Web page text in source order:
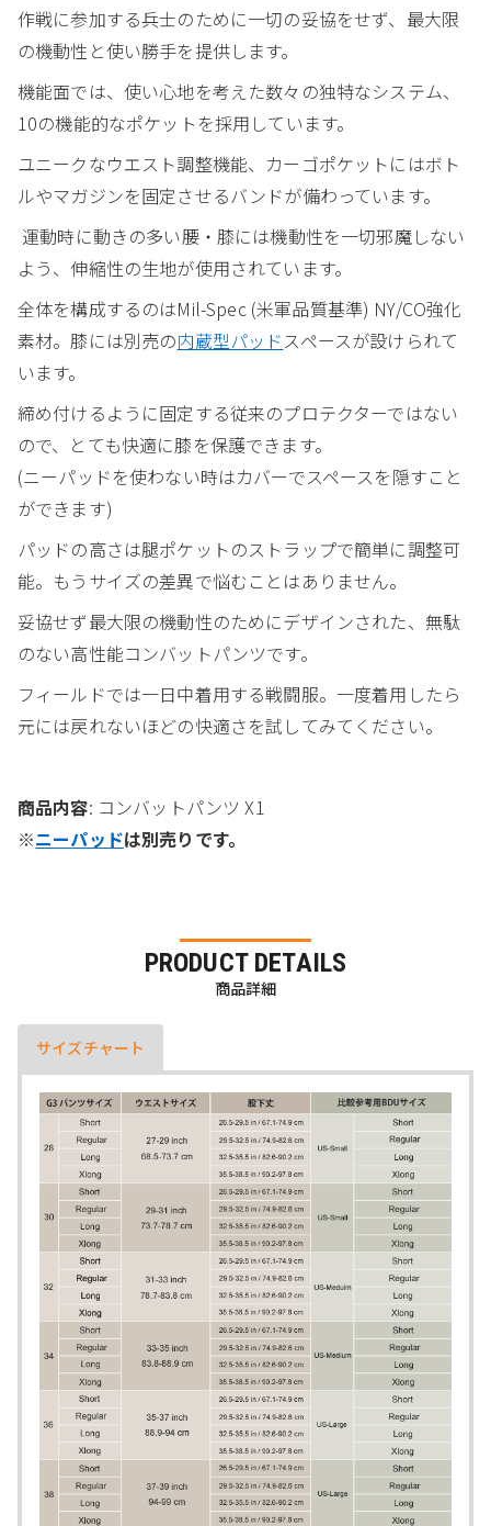
作戦に参加する兵士のために一切の妥協をせず、最大限
の機動性と使い勝手を提供します。
機能面では、使い心地を考えた数々の独特なシステム、
10の機能的なポケットを採用しています。
ユニークなウエスト調整機能、カーゴポケットにはボト
ルやマガジンを固定させるバンドが備わっています。
運動時に動きの多い腰・膝には機動性を一切邪魔しない
よう、伸縮性の生地が使用されています。
全体を構成するのはMil-Spec (米軍品質基準) NY/CO強化
素材。膝には別売の内蔵型パッド スペースが設けられて
います。
締め付けるように固定する従来のプロテクターではない
ので、とても快適に膝を保護できます。
(ニーパッドを使わない時はカバーでスペースを隠すこと
ができます)
パッドの高さは腿ポケットのストラップで簡単に調整可
能。もうサイズの差異で悩むことはありません。
妥協せず最大限の機動性のためにデザインされた、無駄
のない高性能コンバットパンツです。
フィールドでは一日中着用する戦闘服。一度着用したら
元には戻れないほどの快適さを試してみてください。
商品内容: コンバットパンツ X1
※ニーパッドは別売りです。
PRODUCT DETAILS
商品詳細
サイズチャート